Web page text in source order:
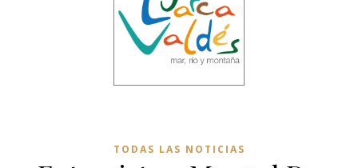
TODAS LAS NOTICIAS